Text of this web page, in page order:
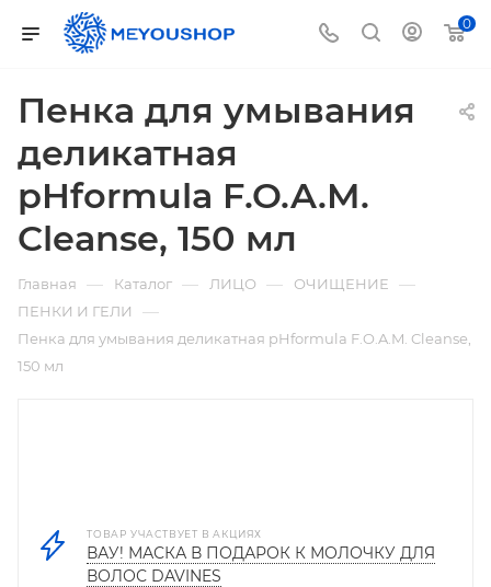
0
Пенка для умывания
деликатная
pHformula F.O.A.M.
Cleanse, 150 мл
Главная — Каталог — ЛИЦО — ОЧИЩЕНИЕ —
ПЕНКИ И ГЕЛИ —
Пенка для умывания деликатная pHformula F.O.A.M. Cleanse,
150 мл
ТОВАР УЧАСТВУЕТ В АКЦИЯХ
ВАУ! МАСКА В ПОДАРОК К МОЛОЧКУ ДЛЯ
ВОЛОС DAVINES